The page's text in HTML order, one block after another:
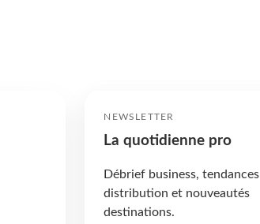
NEWSLETTER
La quotidienne pro
Débrief business, tendances
distribution et nouveautés
destinations.